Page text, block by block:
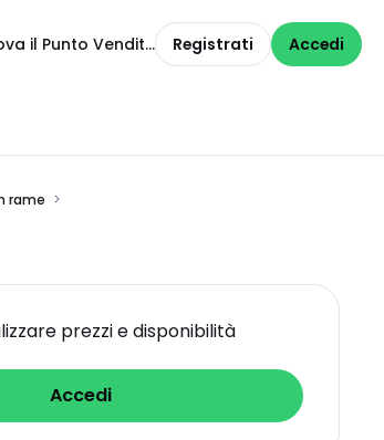
il Punto Vendita Registrati Accedi
rame
prezzi e disponibilità
Accedi